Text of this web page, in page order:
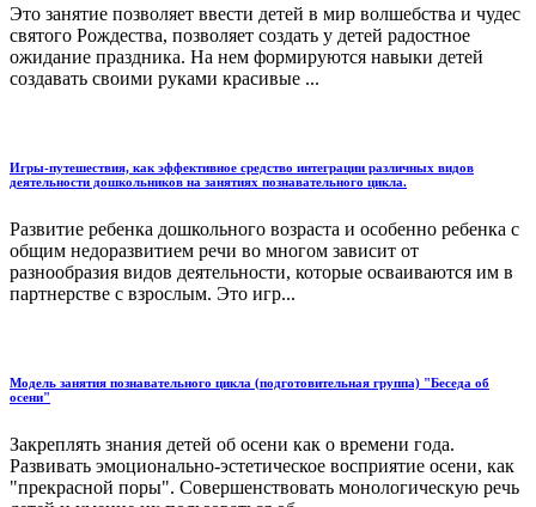
Это занятие позволяет ввести детей в мир волшебства и чудес
святого Рождества, позволяет создать у детей радостное
ожидание праздника. На нем формируются навыки детей
создавать своими руками красивые ...
Игры-путешествия, как эффективное средство интеграции различных видов
деятельности дошкольников на занятиях познавательного цикла.
Развитие ребенка дошкольного возраста и особенно ребенка с
общим недоразвитием речи во многом зависит от
разнообразия видов деятельности, которые осваиваются им в
партнерстве с взрослым. Это игр...
Модель занятия познавательного цикла (подготовительная группа) "Беседа об
осени"
Закреплять знания детей об осени как о времени года.
Развивать эмоционально-эстетическое восприятие осени, как
"прекрасной поры". Совершенствовать монологическую речь